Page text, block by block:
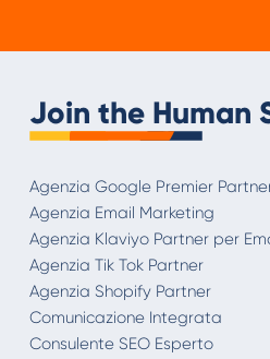
Join the Human
Agenzia Google Premier
Agenzia Email Marketing
Agenzia Klaviyo Partner per
Agenzia Tik Tok Partner
Agenzia Shopify Partner
Comunicazione Integrata
Consulente SEO Esperto